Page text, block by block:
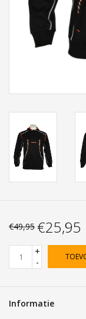
Padel
€49,95 €25,95
+
-
Informatie